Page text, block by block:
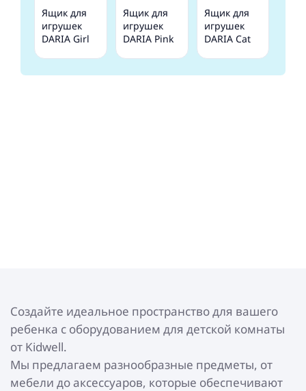
Ящик для
игрушек
DARIA Girl
Ящик для
игрушек
DARIA Pink
Ящик для
игрушек
DARIA Cat
Создайте идеальное пространство для вашего
ребенка с оборудованием для детской комнаты
от Kidwell.
Мы предлагаем разнообразные предметы, от
мебели до аксессуаров, которые обеспечивают